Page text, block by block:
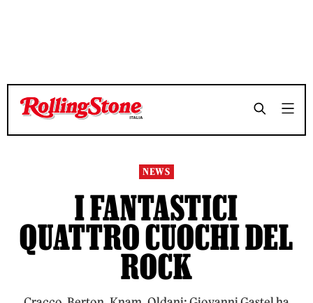
TEMPO DI LETTURA 12 MINUTI SHARE
TEMPO DI LETTURA 12 MINUTI SHARE
NEWS
I FANTASTICI
QUATTRO CUOCHI DEL
ROCK